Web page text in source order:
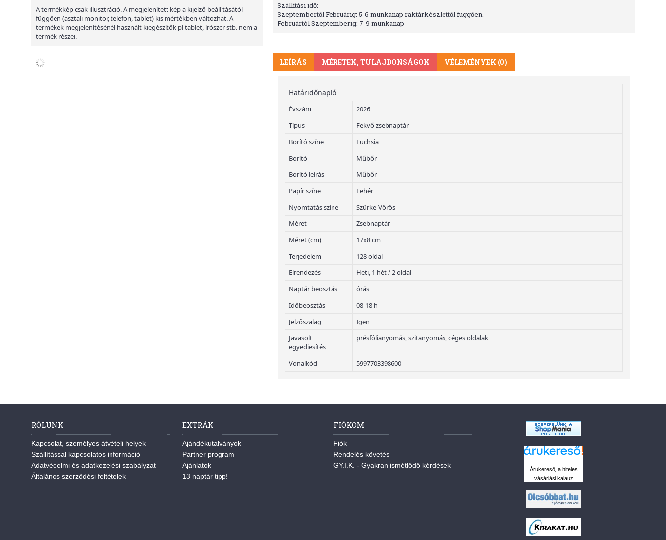
A termékkép csak illusztráció. A megjelenített kép a kijelző beállításától
függően (asztali monitor, telefon, tablet) kis mértékben változhat. A
termékek megjelenítésénél használt kiegészítők pl tablet, írószer stb. nem a
termék részei.
Szállítási idő:
Szeptembertől Februárig: 5-6 munkanap raktárkészlettől függően.
Februártól Szeptemberig: 7-9 munkanap
LEÍRÁS MÉRETEK, TULAJDONSÁGOK VÉLEMÉNYEK (0)
Határidőnapló
Évszám
2026
Típus
Fekvő zsebnaptár
Borító színe
Fuchsia
Borító
Műbőr
Borító leírás
Műbőr
Papír színe
Fehér
Nyomtatás színe
Szürke-Vörös
Méret
Zsebnaptár
Méret (cm)
17x8 cm
Terjedelem
128 oldal
Elrendezés
Heti, 1 hét / 2 oldal
Naptár beosztás
órás
Időbeosztás
08-18 h
Jelzőszalag
Igen
Javasolt
egyediesítés
présfólianyomás, szitanyomás, céges oldalak
Vonalkód 5997703398600
RÓLUNK
Kapcsolat, személyes átvételi helyek
Szállítással kapcsolatos információ
Adatvédelmi és adatkezelési szabályzat
Általános szerződési feltételek
EXTRÁK
Ajándékutalványok
Partner program
Ajánlatok
13 naptár tipp!
FIÓKOM
Fiók
Rendelés követés
GY.I.K. - Gyakran ismétlődő kérdések
Árukereső, a hiteles
vásárlási kalauz